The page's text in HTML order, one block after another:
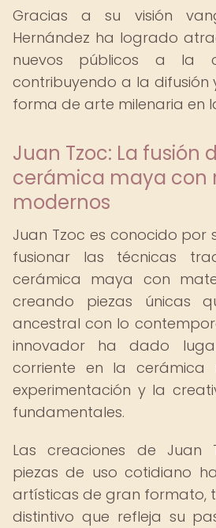
Gracias a su visión
Hernández ha logrado
nuevos públicos a la
contribuyendo a la difusión
forma de arte milenaria en
Juan Tzoc: La fusión
cerámica maya con
modernos
Juan Tzoc es conocido por
fusionar las técnicas
cerámica maya con
creando piezas únicas
ancestral con lo
innovador ha dado
corriente en la cerámica
experimentación y la
fundamentales.
Las creaciones de Juan
piezas de uso cotidiano
artísticas de gran formato,
distintivo que refleja su